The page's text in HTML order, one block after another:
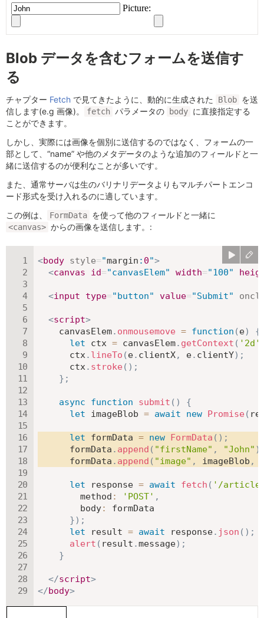
Blob データを含むフォームを送信す
る
チャプター Fetch で見てきたように、動的に生成された Blob を送
信します(e.g 画像)。
fetch パラメータの body に直接指定する
ことができます。
しかし、実際には画像を個別に送信するのではなく、フォームの一
部として、“name” や他のメタデータのような追加のフィールドと一
緒に送信するのが便利なことが多いです。
また、通常サーバは生のバリナリデータよりもマルチパートエンコ
ード形式を受け入れるのに適しています。
この例は、
FormData を使って他のフィールドと一緒に
<canvas> からの画像を送信します。:
<body style="margin : 0">
<canvas id="canvasElem" width="100"
<input type="button" value="Submit"
<script>
    canvasElem
. onmousemove = function (e)
{
let ctx = canvasElem. getContext ( '2d'
      ctx
. lineTo (e. clientX, e. clientY) ;
      ctx
. stroke ( ) ;
} ;
async function submit ( )
{
let imageBlob = await new Promise (
let formData = new FormData ( ) ;
      formData
. append ( "firstName" , "John" )
      formData
. append ( "image" , imageBlob ,
let response = await fetch ( '/article/
method : 'POST' ,
body:
formData
}) ;
let result = await response. json ( ) ;
alert ( result .message) ;
}
</script>
</body>